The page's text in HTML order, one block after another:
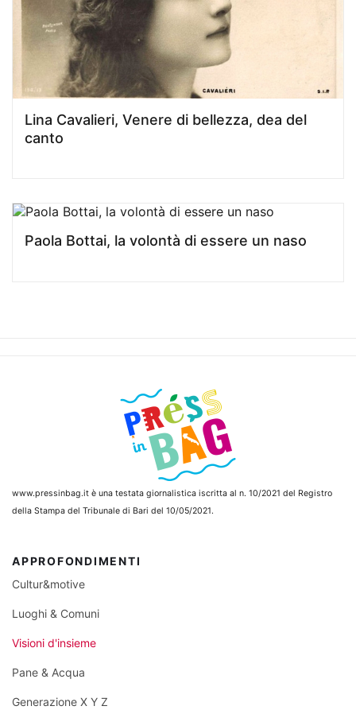
Lina Cavalieri, Venere di bellezza, dea del
canto
Paola Bottai, la volontà di essere un naso
www.pressinbag.it è una testata giornalistica iscritta al n. 10/2021 del Registro
della Stampa del Tribunale di Bari del 10/05/2021.
APPROFONDIMENTI
Cultur&motive
Luoghi & Comuni
Visioni d'insieme
Pane & Acqua
Generazione X Y Z